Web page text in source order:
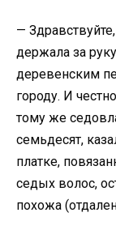
—
держала за
деревенским
городу. И
тому же
семьдесят,
платке,
седых волос,
похожа